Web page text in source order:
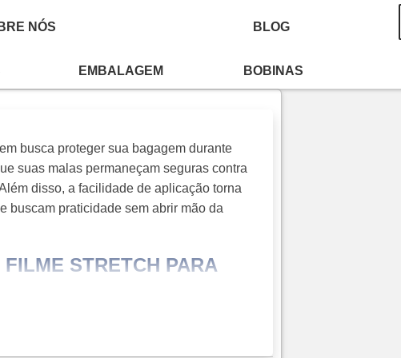
NÓS BLOG
EMBALAGEM BOBINAS
busca proteger sua bagagem durante
suas malas permaneçam seguras contra
disso, a facilidade de aplicação torna
buscam praticidade sem abrir mão da
STRETCH PARA
embalar e proteger objetos. Em viagens,